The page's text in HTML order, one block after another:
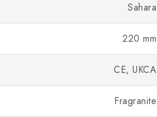
Sahara
220 mm
CE, UKCA
Fragranite